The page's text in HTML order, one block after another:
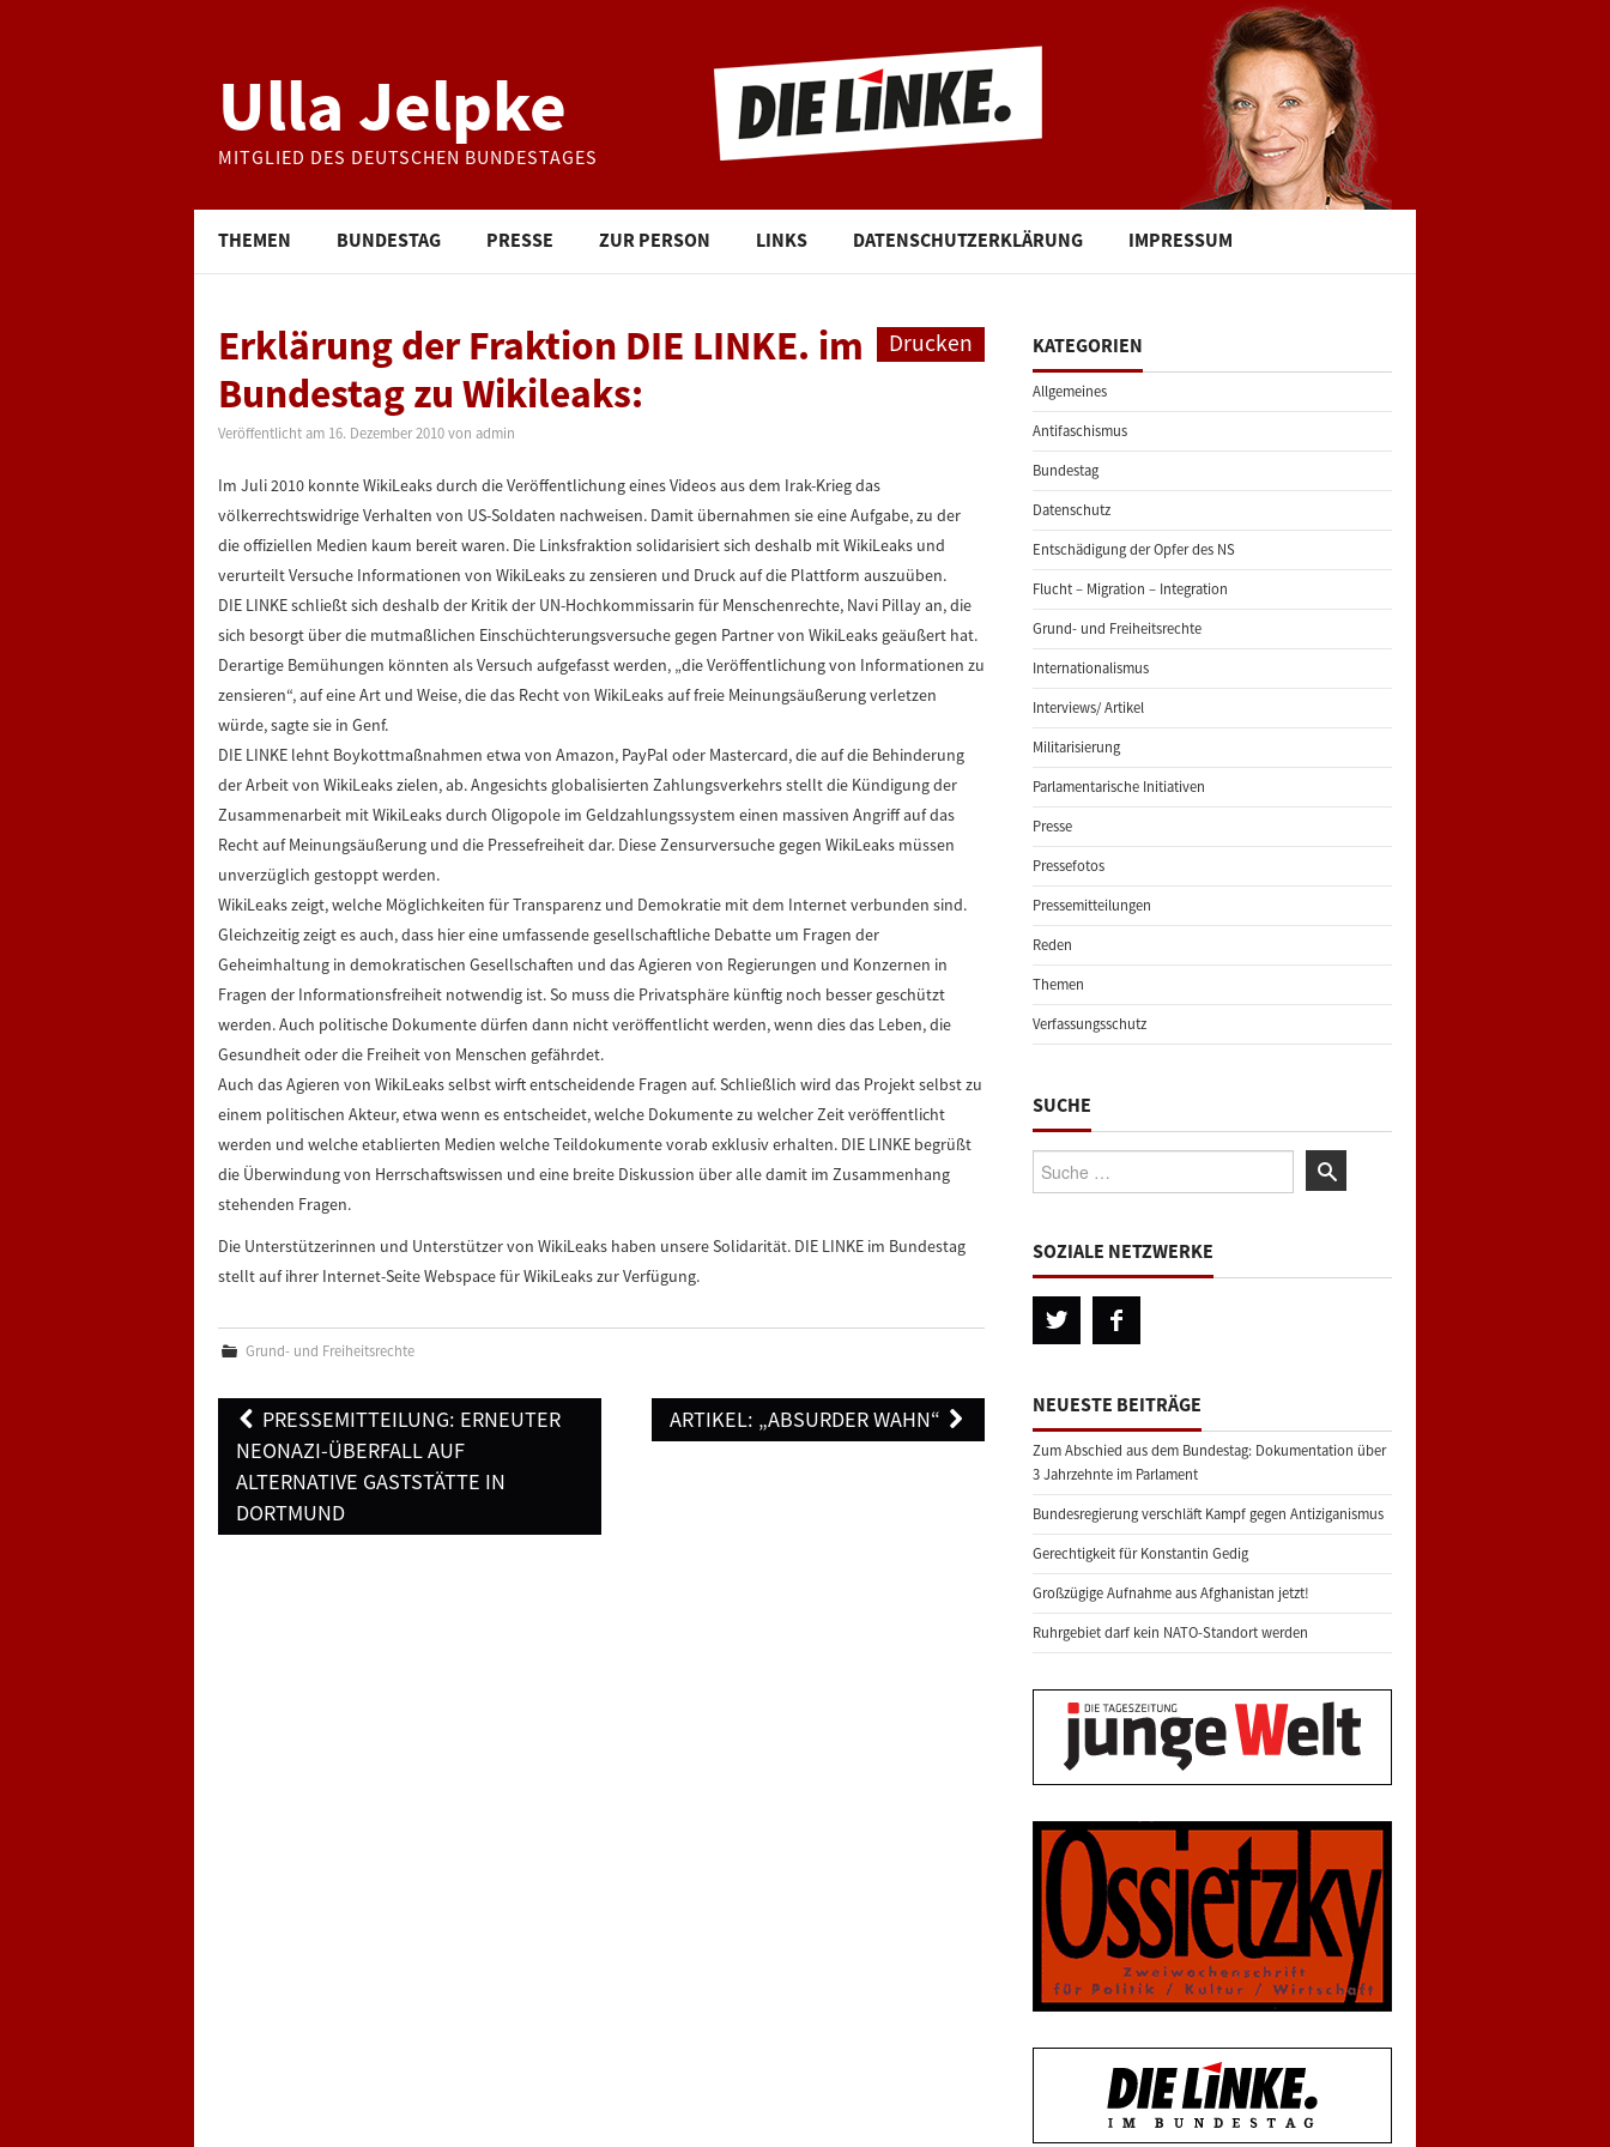
Ulla Jelpke
MITGLIED DES DEUTSCHEN BUNDESTAGES
THEMEN BUNDESTAG PRESSE ZUR PERSON LINKS DATENSCHUTZERKLÄRUNG IMPRESSUM
Drucken
Erklärung der Fraktion DIE LINKE. im
Bundestag zu Wikileaks:
Veröffentlicht am 16. Dezember 2010 von admin
Im Juli 2010 konnte WikiLeaks durch die Veröffentlichung eines Videos aus dem Irak-Krieg das
völkerrechtswidrige Verhalten von US-Soldaten nachweisen. Damit übernahmen sie eine Aufgabe, zu der
die offiziellen Medien kaum bereit waren. Die Linksfraktion solidarisiert sich deshalb mit WikiLeaks und
verurteilt Versuche Informationen von WikiLeaks zu zensieren und Druck auf die Plattform auszuüben.
DIE LINKE schließt sich deshalb der Kritik der UN-Hochkommissarin für Menschenrechte, Navi Pillay an, die
sich besorgt über die mutmaßlichen Einschüchterungsversuche gegen Partner von WikiLeaks geäußert hat.
Derartige Bemühungen könnten als Versuch aufgefasst werden, „die Veröffentlichung von Informationen zu
zensieren“, auf eine Art und Weise, die das Recht von WikiLeaks auf freie Meinungsäußerung verletzen
würde, sagte sie in Genf.
DIE LINKE lehnt Boykottmaßnahmen etwa von Amazon, PayPal oder Mastercard, die auf die Behinderung
der Arbeit von WikiLeaks zielen, ab. Angesichts globalisierten Zahlungsverkehrs stellt die Kündigung der
Zusammenarbeit mit WikiLeaks durch Oligopole im Geldzahlungssystem einen massiven Angriff auf das
Recht auf Meinungsäußerung und die Pressefreiheit dar. Diese Zensurversuche gegen WikiLeaks müssen
unverzüglich gestoppt werden.
WikiLeaks zeigt, welche Möglichkeiten für Transparenz und Demokratie mit dem Internet verbunden sind.
Gleichzeitig zeigt es auch, dass hier eine umfassende gesellschaftliche Debatte um Fragen der
Geheimhaltung in demokratischen Gesellschaften und das Agieren von Regierungen und Konzernen in
Fragen der Informationsfreiheit notwendig ist. So muss die Privatsphäre künftig noch besser geschützt
werden. Auch politische Dokumente dürfen dann nicht veröffentlicht werden, wenn dies das Leben, die
Gesundheit oder die Freiheit von Menschen gefährdet.
Auch das Agieren von WikiLeaks selbst wirft entscheidende Fragen auf. Schließlich wird das Projekt selbst zu
einem politischen Akteur, etwa wenn es entscheidet, welche Dokumente zu welcher Zeit veröffentlicht
werden und welche etablierten Medien welche Teildokumente vorab exklusiv erhalten. DIE LINKE begrüßt
die Überwindung von Herrschaftswissen und eine breite Diskussion über alle damit im Zusammenhang
stehenden Fragen.
Die Unterstützerinnen und Unterstützer von WikiLeaks haben unsere Solidarität. DIE LINKE im Bundestag
stellt auf ihrer Internet-Seite Webspace für WikiLeaks zur Verfügung.
Grund- und Freiheitsrechte
Post
navigation
PRESSEMITTEILUNG: ERNEUTER
NEONAZI-ÜBERFALL AUF
ALTERNATIVE GASTSTÄTTE IN
DORTMUND
ARTIKEL: „ABSURDER WAHN“
KATEGORIEN
Allgemeines
Antifaschismus
Bundestag
Datenschutz
Entschädigung der Opfer des NS
Flucht – Migration – Integration
Grund- und Freiheitsrechte
Internationalismus
Interviews/ Artikel
Militarisierung
Parlamentarische Initiativen
Presse
Pressefotos
Pressemitteilungen
Reden
Themen
Verfassungsschutz
SUCHE
Suche:
SOZIALE NETZWERKE
NEUESTE BEITRÄGE
Zum Abschied aus dem Bundestag: Dokumentation über
3 Jahrzehnte im Parlament
Bundesregierung verschläft Kampf gegen Antiziganismus
Gerechtigkeit für Konstantin Gedig
Großzügige Aufnahme aus Afghanistan jetzt!
Ruhrgebiet darf kein NATO-Standort werden